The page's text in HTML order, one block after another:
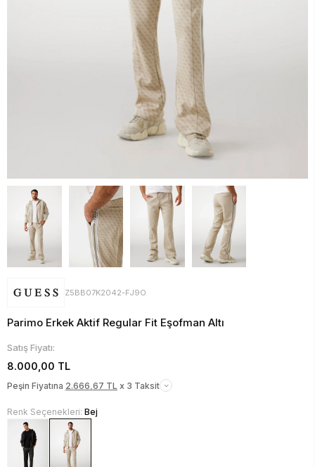
Z5BB07K2042-FJ9O
Parimo Erkek Aktif Regular Fit Eşofman Altı
Satış Fiyatı:
8.000,00 TL
Peşin Fiyatına 2.666,67 TL x 3 Taksit
Renk Seçenekleri: Bej